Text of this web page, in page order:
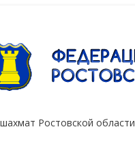
Ростовской области